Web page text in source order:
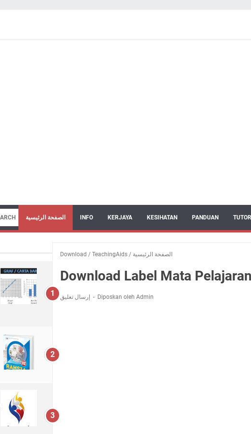
الصفحة الرئيسية INFO KERJAYA KESIHATAN PANDUAN
الصفحة الرئيسية /
Download /TeachingAids
Download Label Mata Pelajaran
Diposkan oleh Admin إرسال تعليق